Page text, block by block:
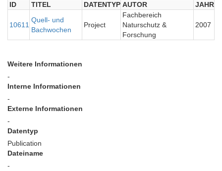
ID
TITEL DATENTYP AUTOR JAHR
10611
Quell- und
Bachwochen
Project
Fachbereich
Naturschutz &
Forschung
2007
Weitere Informationen
-
Interne Informationen
-
Externe Informationen
-
Datentyp
Publication
Dateiname
-